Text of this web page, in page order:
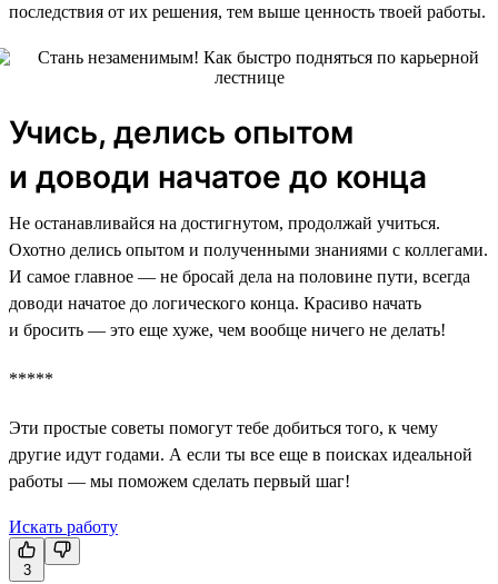
последствия от их решения, тем выше ценность твоей работы.
Учись, делись опытом
и доводи начатое до конца
Не останавливайся на достигнутом, продолжай учиться.
Охотно делись опытом и полученными знаниями с коллегами.
И самое главное — не бросай дела на половине пути, всегда
доводи начатое до логического конца. Красиво начать
и бросить — это еще хуже, чем вообще ничего не делать!
*****
Эти простые советы помогут тебе добиться того, к чему
другие идут годами. А если ты все еще в поисках идеальной
работы — мы поможем сделать первый шаг!
Искать работу
3